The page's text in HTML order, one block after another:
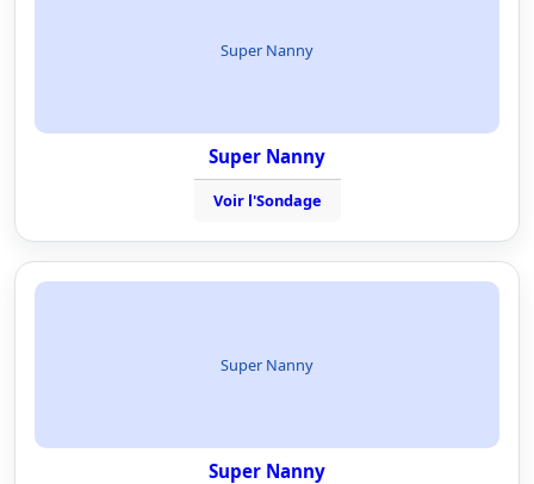
Super Nanny
Super Nanny
Voir l'Sondage
Super Nanny
Super Nanny